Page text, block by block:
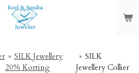
» SILK Jewellery
20% Korting
» SILK
Jewellery Collier